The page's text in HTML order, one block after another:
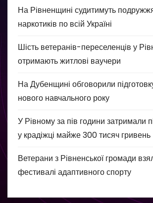
На Рівненщині судитимуть
наркотиків по всій Україні
Шість ветеранів-переселенців у
отримають житлові ваучери
На Дубенщині обговорили
нового навчального року
У Рівному за пів години затримали
у крадіжці майже 300 тисяч гривень
Ветерани з Рівненської громади
фестивалі адаптивного спорту